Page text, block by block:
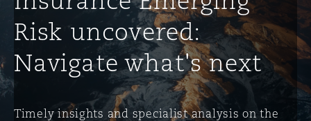
Risk uncovered:
Navigate what's next
Timely insights and specialist analysis on the